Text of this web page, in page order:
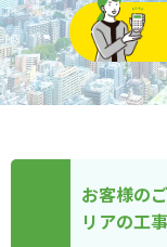
お客様の
リアの工